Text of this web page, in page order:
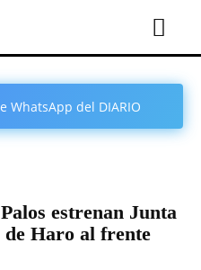
WhatsApp del DIARIO
estrenan Junta
Haro al frente